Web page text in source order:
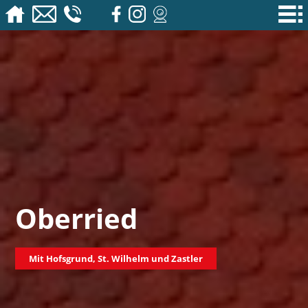
Oberried
Mit Hofsgrund, St. Wilhelm und Zastler